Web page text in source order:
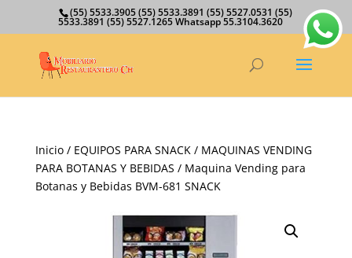
(55) 5533.3905 (55) 5533.3891 (55) 5527.0531 (55)
5533.3891 (55) 5527.1265 Whatsapp 55.3104.3620
Inicio/ EQUIPOS PARA SNACK/ MAQUINAS VENDING
PARA BOTANAS Y BEBIDAS / Maquina Vending para
Botanas y Bebidas BVM-681 SNACK